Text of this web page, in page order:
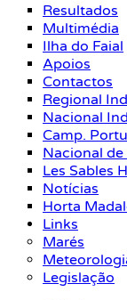
Resultados
Multimédia
Ilha do Faial
Apoios
Contactos
Regional
Nacional
Camp.
Nacional
Les Sables
Notícias
Horta
Links
Marés
Legislação